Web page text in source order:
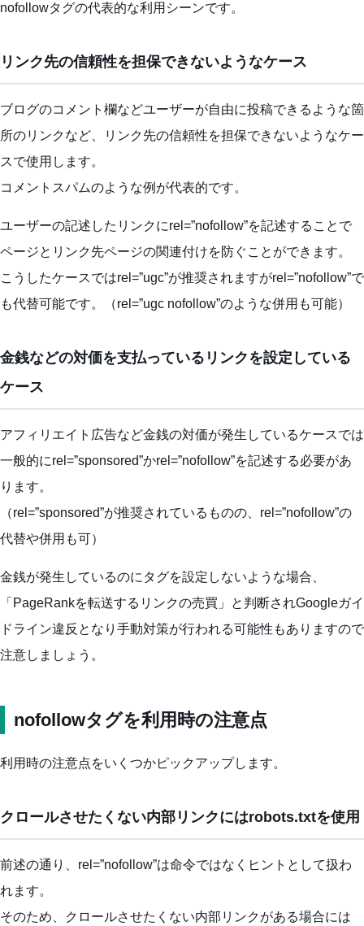
nofollowタグの代表的な利用シーンです。
リンク先の信頼性を担保できないようなケース
ブログのコメント欄などユーザーが自由に投稿できるような箇
所のリンクなど、リンク先の信頼性を担保できないようなケー
スで使用します。
コメントスパムのような例が代表的です。
ユーザーの記述したリンクにrel=”nofollow”を記述することで
ページとリンク先ページの関連付けを防ぐことができます。
こうしたケースではrel=”ugc”が推奨されますがrel=”nofollow”で
も代替可能です。（rel=”ugc nofollow”のような併用も可能）
金銭などの対価を支払っているリンクを設定している
ケース
アフィリエイト広告など金銭の対価が発生しているケースでは
一般的にrel=”sponsored”かrel=”nofollow”を記述する必要があ
ります。
（rel=”sponsored”が推奨されているものの、rel=”nofollow”の
代替や併用も可）
金銭が発生しているのにタグを設定しないような場合、
「PageRankを転送するリンクの売買」と判断されGoogleガイ
ドライン違反となり手動対策が行われる可能性もありますので
注意しましょう。
nofollowタグを利用時の注意点
利用時の注意点をいくつかピックアップします。
クロールさせたくない内部リンクにはrobots.txtを使用
前述の通り、rel=”nofollow”は命令ではなくヒントとして扱わ
れます。
そのため、クロールさせたくない内部リンクがある場合には